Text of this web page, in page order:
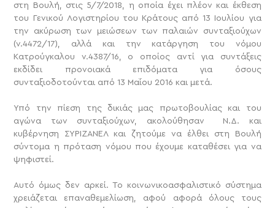
στη Βουλή, στις 5/7/2018, η οποία έχει πλέον και έκθεση
του Γενικού Λογιστηρίου του Κράτους από 13 Ιουλίου για
την ακύρωση των μειώσεων των παλαιών συνταξιούχων
(ν.4472/17), αλλά και την κατάργηση του νόμου
Κατρούγκαλου ν.4387/16, ο οποίος αντί για συντάξεις
εκδίδει προνοιακά επιδόματα για όσους
συνταξιοδοτούνται από 13 Μαΐου 2016 και μετά.
Υπό την πίεση της δικιάς μας πρωτοβουλίας και του
αγώνα των συνταξιούχων, ακολούθησαν Ν.Δ. και
κυβέρνηση ΣΥΡΙΖΑΝΕΛ και ζητούμε να έλθει στη Βουλή
σύντομα η πρόταση νόμου που έχουμε καταθέσει για να
ψηφιστεί.
Αυτό όμως δεν αρκεί. Το κοινωνικοασφαλιστικό σύστημα
χρειάζεται επαναθεμελίωση, αφού αφορά όλους τους